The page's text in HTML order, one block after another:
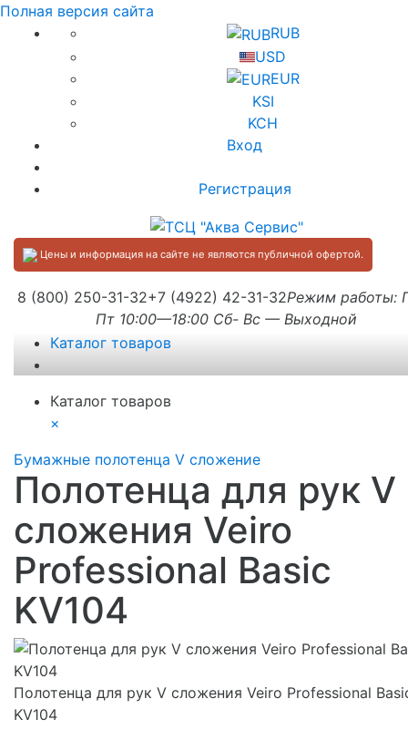
Полная версия сайта
RUB
USD
EUR
KSI
KCH
Вход
Регистрация
Цены и информация на сайте не являются публичной офертой.
8 (800) 250-31-32+7 (4922) 42-31-32Режим работы:
Пт 10:00—18:00 Сб- Вс — Выходной
Каталог товаров
Каталог товаров
×
Бумажные полотенца V сложение
Полотенца для рук V
сложения Veiro
Professional Basic
KV104
Полотенца для рук V сложения Veiro Professional
KV104